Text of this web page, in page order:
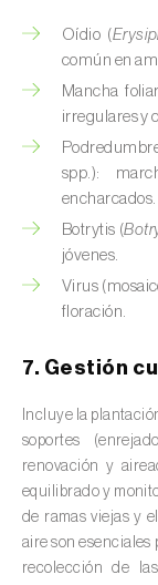
Caña de
Cáñamo /
Caqui (
Carambola (
Carpe
Castaño (
Cedro (
Centeno (
Cerezo (
Oídio (
común en
Mancha
irregulares y
spp.):
encharcados.
Botrytis (
jóvenes.
Virus
floración.
7. Gestión
Incluye la
soportes
renovación y
equilibrado y
de ramas viejas y
aire son esenciales
recolección de